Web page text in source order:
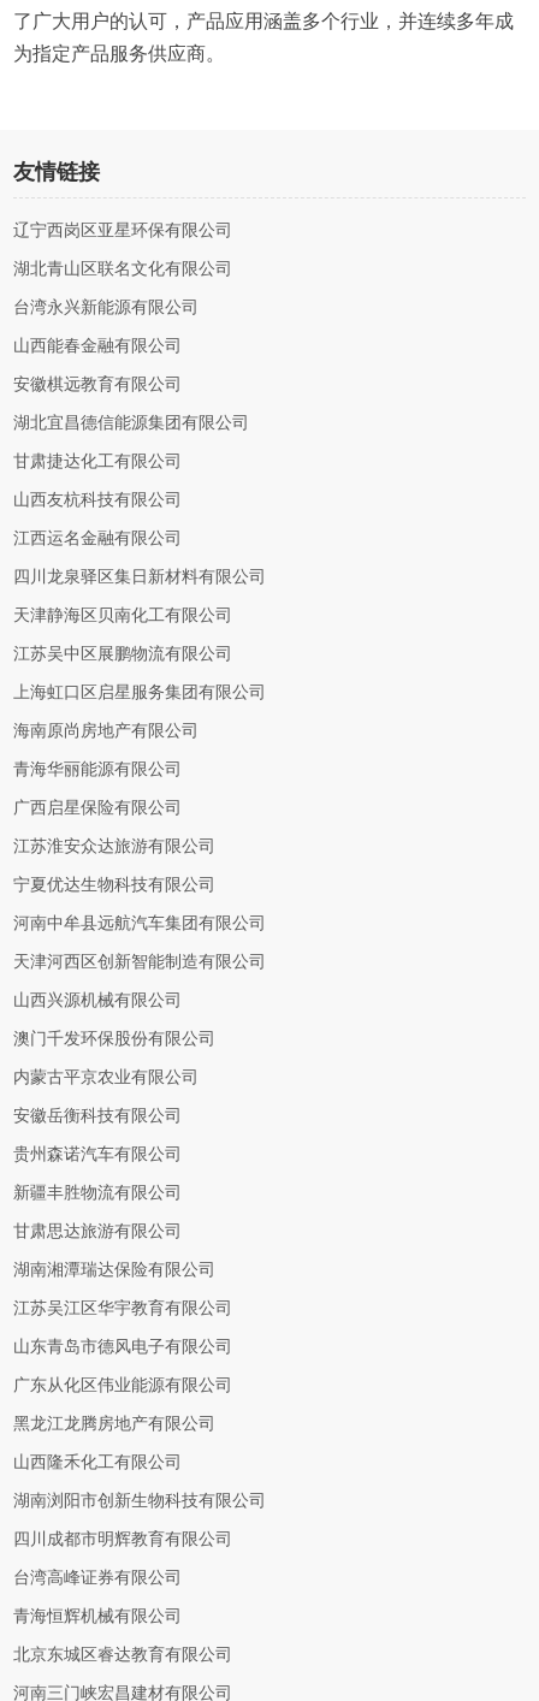
了广大用户的认可，产品应用涵盖多个行业，并连续多年成
为指定产品服务供应商。
友情链接
辽宁西岗区亚星环保有限公司
湖北青山区联名文化有限公司
台湾永兴新能源有限公司
山西能春金融有限公司
安徽棋远教育有限公司
湖北宜昌德信能源集团有限公司
甘肃捷达化工有限公司
山西友杭科技有限公司
江西运名金融有限公司
四川龙泉驿区集日新材料有限公司
天津静海区贝南化工有限公司
江苏吴中区展鹏物流有限公司
上海虹口区启星服务集团有限公司
海南原尚房地产有限公司
青海华丽能源有限公司
广西启星保险有限公司
江苏淮安众达旅游有限公司
宁夏优达生物科技有限公司
河南中牟县远航汽车集团有限公司
天津河西区创新智能制造有限公司
山西兴源机械有限公司
澳门千发环保股份有限公司
内蒙古平京农业有限公司
安徽岳衡科技有限公司
贵州森诺汽车有限公司
新疆丰胜物流有限公司
甘肃思达旅游有限公司
湖南湘潭瑞达保险有限公司
江苏吴江区华宇教育有限公司
山东青岛市德风电子有限公司
广东从化区伟业能源有限公司
黑龙江龙腾房地产有限公司
山西隆禾化工有限公司
湖南浏阳市创新生物科技有限公司
四川成都市明辉教育有限公司
台湾高峰证券有限公司
青海恒辉机械有限公司
北京东城区睿达教育有限公司
河南三门峡宏昌建材有限公司